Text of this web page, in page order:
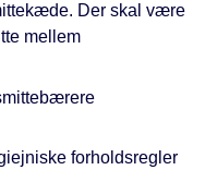
Der skal være
mellem
forholdsregler